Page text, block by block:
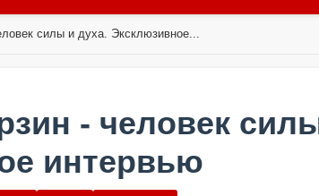
силы и духа. Эксклюзивное...
- человек
интервью